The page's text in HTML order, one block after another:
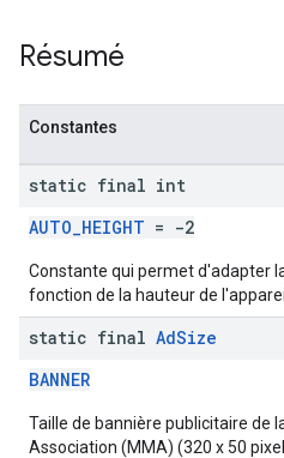
Résumé
Constantes
static final int
AUTO_HEIGHT = -2
Constante qui permet d'adapter
fonction de la hauteur de
static final AdSize
BANNER
Taille de bannière publicitaire de
Association (MMA) (320 x 50